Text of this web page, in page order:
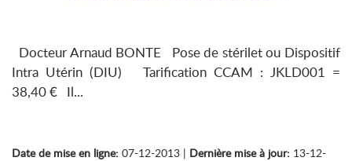
Docteur Arnaud BONTE Pose de stérilet ou Dispositif
Intra Utérin (DIU) Tarification CCAM : JKLD001 =
38,40 € Il...
Date de mise en ligne: 07-12-2013 | Dernière mise à jour: 13-12-